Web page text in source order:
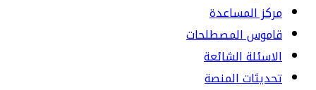
مركز المساعدة
قاموس المصطلحات
الاسئلة الشائعة
تحديثات المنصة